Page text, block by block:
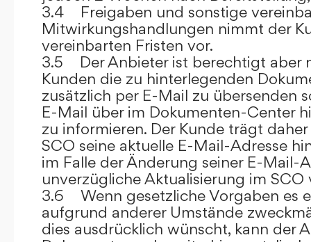
3.4 Freigaben und sonstige
Mitwirkungshandlungen nimmt der
vereinbarten Fristen vor.
3.5 Der Anbieter ist berechtigt aber
Kunden die zu hinterlegenden
zusätzlich per E-Mail zu übersenden
E-Mail über im Dokumenten-Center
zu informieren. Der Kunde trägt
SCO seine aktuelle E-Mail-Adresse
im Falle der Änderung seiner E-Mail-
unverzügliche Aktualisierung im SCO
3.6 Wenn gesetzliche Vorgaben es
aufgrund anderer Umstände
dies ausdrücklich wünscht, kann der